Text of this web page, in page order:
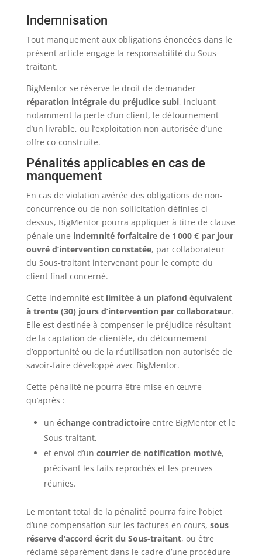
Indemnisation
Tout manquement aux obligations énoncées dans le
présent article engage la responsabilité du Sous-
traitant.
BigMentor se réserve le droit de demander
réparation intégrale du préjudice subi, incluant
notamment la perte d’un client, le détournement
d’un livrable, ou l’exploitation non autorisée d’une
offre co-construite.
Pénalités applicables en cas de
manquement
En cas de violation avérée des obligations de non-
concurrence ou de non-sollicitation définies ci-
dessus, BigMentor pourra appliquer à titre de clause
pénale une indemnité forfaitaire de 1 000 € par jour
ouvré d’intervention constatée, par collaborateur
du Sous-traitant intervenant pour le compte du
client final concerné.
Cette indemnité est limitée à un plafond équivalent
à trente (30) jours d’intervention par collaborateur.
Elle est destinée à compenser le préjudice résultant
de la captation de clientèle, du détournement
d’opportunité ou de la réutilisation non autorisée de
savoir-faire développé avec BigMentor.
Cette pénalité ne pourra être mise en œuvre
qu’après :
un échange contradictoireentre BigMentor et le
Sous-traitant,
et envoi d’un courrier de notification motivé,
précisant les faits reprochés et les preuves
réunies.
Le montant total de la pénalité pourra faire l’objet
d’une compensation sur les factures en cours, sous
réserve d’accord écrit du Sous-traitant, ou être
réclamé séparément dans le cadre d’une procédure